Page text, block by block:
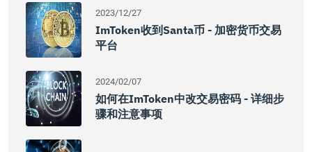
2023/12/27
ImToken收到Santa币 - 加密货币交易
平台
2024/02/07
如何在imToken中改交易密码 - 详细步
骤和注意事项